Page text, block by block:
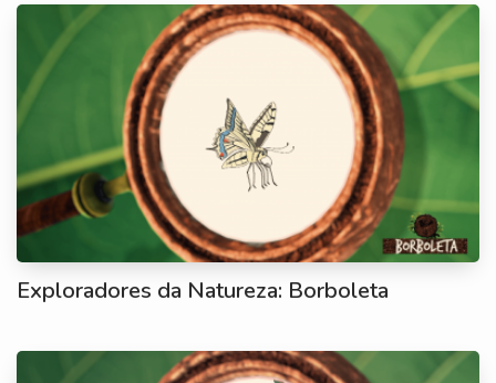
Exploradores da Natureza: Borboleta